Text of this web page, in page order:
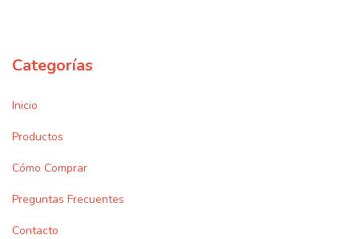
Categorías
Inicio
Productos
Cómo Comprar
Preguntas Frecuentes
Contacto